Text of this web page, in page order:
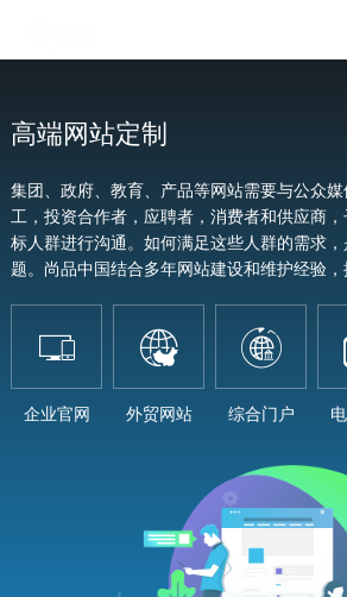
高端网站定制
集团、政府、教育、产品等网站需要与公众
工，投资合作者，应聘者，消费者和供应商
标人群进行沟通。如何满足这些人群的需求
题。尚品中国结合多年网站建设和维护经验

企业官网

外贸网站

综合门户